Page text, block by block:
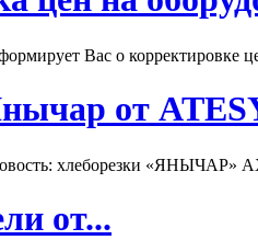
Вас о корректировке
от
хлеборезки «ЯНЫЧАР»
от...